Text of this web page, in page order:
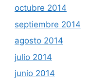
octubre 2014
septiembre 2014
agosto 2014
julio 2014
junio 2014